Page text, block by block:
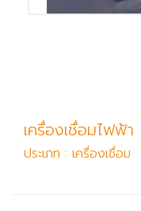
เครื่องเชื่อมไฟฟ้
ประเภท : เครื่องเชื่อม